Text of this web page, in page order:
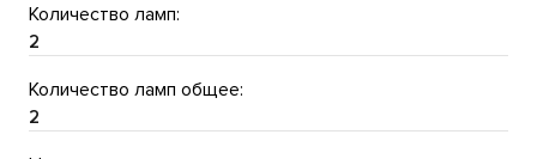
Количество ламп:
2
Количество ламп общее:
2